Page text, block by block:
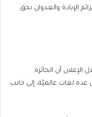
والعدوان بحق
أن الجائزة
لغات عالميّة، إلى جانب